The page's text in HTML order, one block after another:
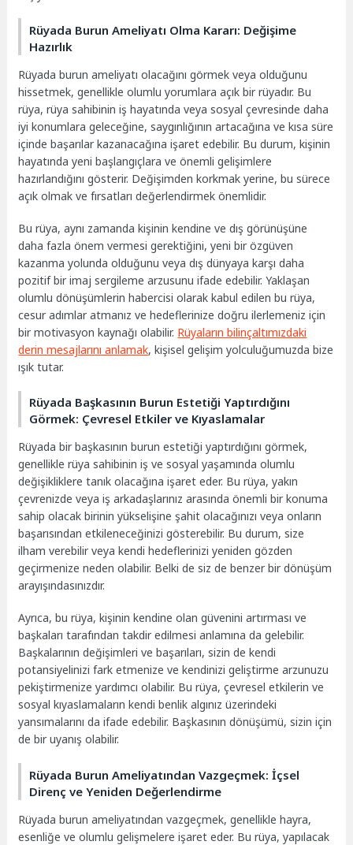
Rüyada Burun Ameliyatı Olma Kararı: Değişime
Hazırlık
Rüyada burun ameliyatı olacağını görmek veya olduğunu
hissetmek, genellikle olumlu yorumlara açık bir rüyadır. Bu
rüya, rüya sahibinin iş hayatında veya sosyal çevresinde daha
iyi konumlara geleceğine, saygınlığının artacağına ve kısa süre
içinde başarılar kazanacağına işaret edebilir. Bu durum, kişinin
hayatında yeni başlangıçlara ve önemli gelişimlere
hazırlandığını gösterir. Değişimden korkmak yerine, bu sürece
açık olmak ve fırsatları değerlendirmek önemlidir.
Bu rüya, aynı zamanda kişinin kendine ve dış görünüşüne
daha fazla önem vermesi gerektiğini, yeni bir özgüven
kazanma yolunda olduğunu veya dış dünyaya karşı daha
pozitif bir imaj sergileme arzusunu ifade edebilir. Yaklaşan
olumlu dönüşümlerin habercisi olarak kabul edilen bu rüya,
cesur adımlar atmanız ve hedeflerinize doğru ilerlemeniz için
bir motivasyon kaynağı olabilir. Rüyaların bilinçaltımızdaki
derin mesajlarını anlamak, kişisel gelişim yolculuğumuzda bize
ışık tutar.
Rüyada Başkasının Burun Estetiği Yaptırdığını
Görmek: Çevresel Etkiler ve Kıyaslamalar
Rüyada bir başkasının burun estetiği yaptırdığını görmek,
genellikle rüya sahibinin iş ve sosyal yaşamında olumlu
değişikliklere tanık olacağına işaret eder. Bu rüya, yakın
çevrenizde veya iş arkadaşlarınız arasında önemli bir konuma
sahip olacak birinin yükselişine şahit olacağınızı veya onların
başarısından etkileneceğinizi gösterebilir. Bu durum, size
ilham verebilir veya kendi hedeflerinizi yeniden gözden
geçirmenize neden olabilir. Belki de siz de benzer bir dönüşüm
arayışındasınızdır.
Ayrıca, bu rüya, kişinin kendine olan güvenini artırması ve
başkaları tarafından takdir edilmesi anlamına da gelebilir.
Başkalarının değişimleri ve başarıları, sizin de kendi
potansiyelinizi fark etmenize ve kendinizi geliştirme arzunuzu
pekiştirmenize yardımcı olabilir. Bu rüya, çevresel etkilerin ve
sosyal kıyaslamaların kendi benlik algınız üzerindeki
yansımalarını da ifade edebilir. Başkasının dönüşümü, sizin için
de bir uyanış olabilir.
Rüyada Burun Ameliyatından Vazgeçmek: İçsel
Direnç ve Yeniden Değerlendirme
Rüyada burun ameliyatından vazgeçmek, genellikle hayra,
esenliğe ve olumlu gelişmelere işaret eder. Bu rüya, yapılacak